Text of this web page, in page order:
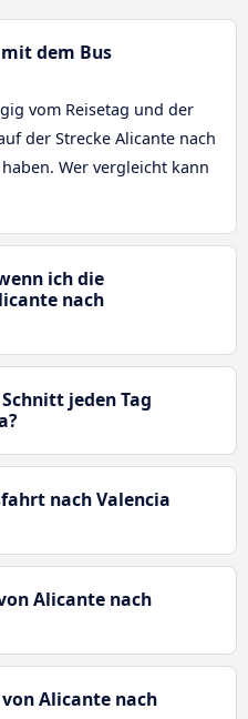
dem Bus
vom Reisetag und der
der Strecke Alicante nach
Wer vergleicht kann
ich die
nach
jeden Tag
nach Valencia
Alicante nach
Alicante nach